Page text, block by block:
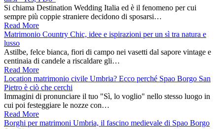
Si chiama Destination Wedding Italia ed è il fenomeno per cui
sempre più coppie straniere decidono di sposarsi…
Read More
Matrimonio Country Chic, idee e ispirazioni per un sì tra natura e
lusso
Astilbe, felce bianca, fiori di campo nei vasetti dal sapore vintage e
centinaia di candele a riscaldare gli…
Read More
Location matrimonio civile Umbria? Ecco perché Spao Borgo San
Pietro è ciò che cerchi
Immagini di pronunciare il tuo "Sì, lo voglio" nello stesso luogo in
cui poi festeggiare le nozze con…
Read More
Borghi per matrimoni Umbria, il fascino medievale di Spao Borgo